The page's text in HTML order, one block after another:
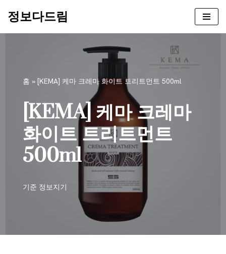
정보다드림
홈 » [KEMA] 케마 크레마 화이트 트리트먼트 500ml
[KEMA] 케마 크레마
화이트 트리트먼트
500ml
기준 정보지기